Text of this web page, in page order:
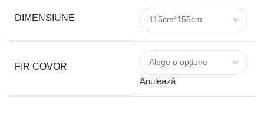
DIMENSIUNE
FIR COVOR
Anulează